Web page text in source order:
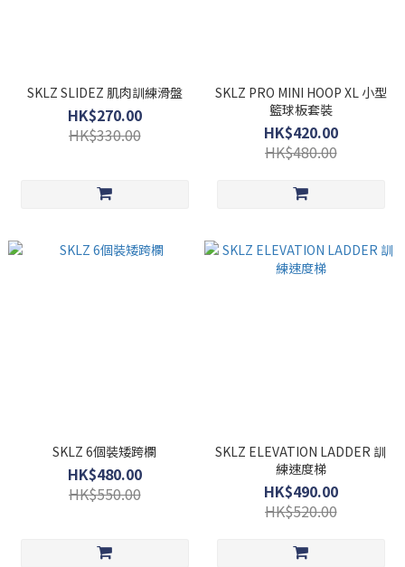
SKLZ SLIDEZ 肌肉訓練滑盤
HK$270.00
HK$330.00
SKLZ PRO MINI HOOP XL 小型
籃球板套裝
HK$420.00
HK$480.00
SKLZ 6個裝矮跨欄
HK$480.00
HK$550.00
SKLZ ELEVATION LADDER 訓
練速度梯
HK$490.00
HK$520.00